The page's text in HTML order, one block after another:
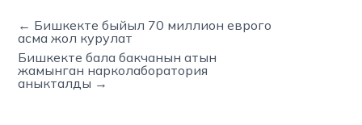
← Бишкекте быйыл 70 миллион еврого
асма жол курулат
Бишкекте бала бакчанын атын
жамынган нарколаборатория
аныкталды →